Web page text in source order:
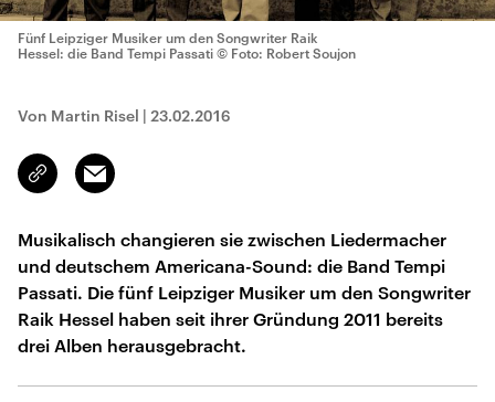
Fünf Leipziger Musiker um den Songwriter Raik
Hessel: die Band Tempi Passati © Foto: Robert Soujon
Von Martin Risel | 23.02.2016
Link
kopieren/teilen
Email
Musikalisch changieren sie zwischen Liedermacher
und deutschem Americana-Sound: die Band Tempi
Passati. Die fünf Leipziger Musiker um den Songwriter
Raik Hessel haben seit ihrer Gründung 2011 bereits
drei Alben herausgebracht.